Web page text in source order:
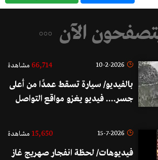
الآن
10-2-2026
66,714 مشاهدة
بالفيديو/ سيارة تسقط عمدًا من أعلى
جسر.... فيديو يغزو مواقع التواصل
15-7-2026
15,650 مشاهدة
فيديوهات/ لحظة انفجار صهريج غاز